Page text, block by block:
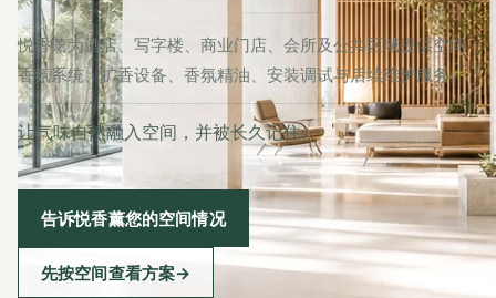
悦香薰为酒店、写字楼、商业门店、会所及公共区域提供空间
香氛系统、扩香设备、香氛精油、安装调试与后续维护服务。
让气味自然融入空间，并被长久记住。
告诉悦香薰您的空间情况
先按空间查看方案→